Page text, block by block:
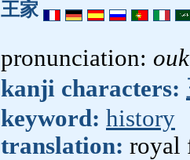
王家
pronunciation:
kanji characters:
keyword: history
translation: royal